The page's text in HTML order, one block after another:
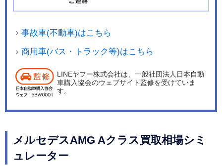
実）ナビゲーション」を採用した。 パワートレー
W）、最大トルク400Nmを発生する2.0リッター
直列4気筒ターボエンジン「M260」を搭載したう
続されるスターターとジェネレーターを兼ねるモ
ーター「BSG」と「48V 電気システム」を追加し
0kW)、最大トルク500Nmを発生する2.0リッター
直列4気筒ターボエンジンの「M139」を搭載して
いる。
事故車(不動車)はこちら
商用車(バス・トラック等)はこちら
LINEヤフー株式会社は、一般社団法人日本自動
車購入協会のウェブサイト監修を受けていま
す。
メルセデスAMG Aクラス買取相場シミ
ュレーター